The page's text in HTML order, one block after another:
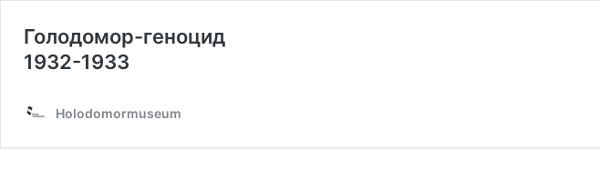
Голодомор-геноцид
1932-1933
Holodomormuseum